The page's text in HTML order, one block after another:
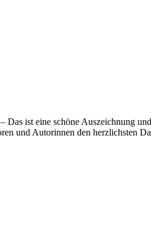
ist eine schöne Auszeichnung
und Autorinnen den herzlichsten